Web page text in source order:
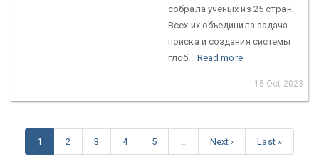
собрала ученых из 25 стран.
Всех их объединила задача
поиска и создания системы
глоб... Read more
15 Oct 2023
1 2 3 4 5 Next › Last »